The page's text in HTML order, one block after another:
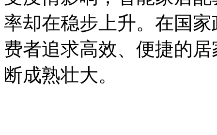
率却在稳步上升。在国
费者追求高效、便捷的
断成熟壮大。